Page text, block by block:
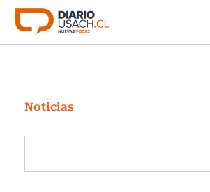
Click acá para ir directamente al
Investigación
Cultura
Programas Radio y TV Usach
Noticias